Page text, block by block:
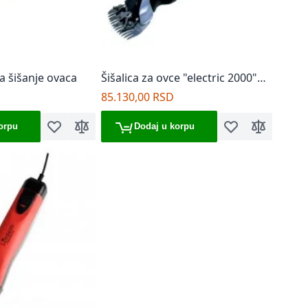
šišanje ovaca
Dodaj u listu želja
Dodaj za poređenje
Šišalica za ovce "electric 2000"
400 w - hauptner
85.130,00 RSD
Dodaj u korpu Dodaj u listu
Dodaj za